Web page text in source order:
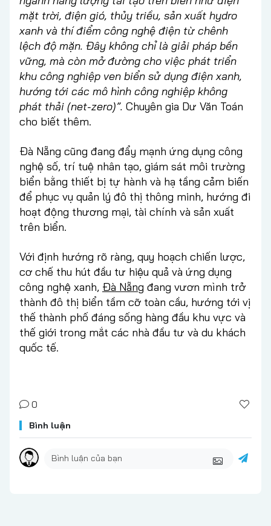
mặt trời, điện gió, thủy triều, sản xuất hydro
xanh và thí điểm công nghệ điện từ chênh
lệch độ mặn. Đây không chỉ là giải pháp bền
vững, mà còn mở đường cho việc phát triển
khu công nghiệp ven biển sử dụng điện xanh,
hướng tới các mô hình công nghiệp không
phát thải (net-zero)”. Chuyên gia Dư Văn Toán
cho biết thêm.
Đà Nẵng cũng đang đẩy mạnh ứng dụng công
nghệ số, trí tuệ nhân tạo, giám sát môi trường
biển bằng thiết bị tự hành và hạ tầng cảm biến
để phục vụ quản lý đô thị thông minh, hướng đi
hoạt động thương mại, tài chính và sản xuất
trên biển.
Với định hướng rõ ràng, quy hoạch chiến lược,
cơ chế thu hút đầu tư hiệu quả và ứng dụng
công nghệ xanh, Đà Nẵng đang vươn mình trở
thành đô thị biển tầm cỡ toàn cầu, hướng tới vị
thế thành phố đáng sống hàng đầu khu vực và
thế giới trong mắt các nhà đầu tư và du khách
quốc tế.
0
Bình luận